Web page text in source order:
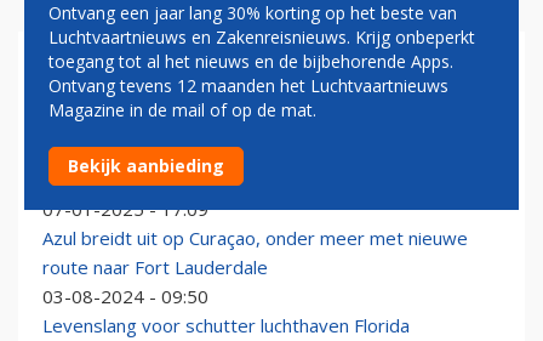
FORT LAUDERDALE
Stoffelijk overschot van twee personen gevonden in
wielkast JetBlue-vliegtuig
07-01-2025 - 17:09
Azul breidt uit op Curaçao, onder meer met nieuwe
route naar Fort Lauderdale
03-08-2024 - 09:50
Levenslang voor schutter luchthaven Florida
Ontvang een jaar lang 30% korting op het beste van
Luchtvaartnieuws en Zakenreisnieuws. Krijg onbeperkt
toegang tot al het nieuws en de bijbehorende Apps.
Ontvang tevens 12 maanden het Luchtvaartnieuws
Magazine in de mail of op de mat.
Bekijk aanbieding